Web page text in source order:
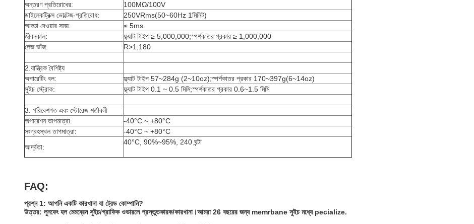
অন্তরণ প্রতিরোধের:
100MΩ/100V
ডাইলেকট্রিক্স ভোল্টেজ-প্রতিরোধ:
250VRms(50~60Hz 1মিনিট)
আড্ডা দেওয়ার সময়:
≤ 5ms
জীবনকাল:
ফ্ল্যাট টাইপ ≥ 5,000,000;স্পর্শকাতর প্রকার ≥ 1,000,000
লেজ ভাঁজ:
R>1,180
2.যান্ত্রিক বৈশিষ্ট্য
অপারেটিং বল:
ফ্ল্যাট টাইপ 57~284g (2~10oz);স্পর্শকাতর প্রকার 170~397g(6~14oz)
সুইচ স্ট্রোক:
ফ্ল্যাট টাইপ 0.1 ~ 0.5 মিমি;স্পর্শকাতর প্রকার 0.6~1.5 মিমি
3. পরিবেশগত এবং স্টোরেজ শর্তাবলী
অপারেশন তাপমাত্রা:
-40°C ~ +80°C
সংগ্রহস্থল তাপমাত্রা:
-40°C ~ +80°C
আর্দ্রতা:
40°C, 90%~95%, 240 ঘন্টা
FAQ:
প্রশ্ন 1: আপনি একটি কারখানা বা ট্রেড কোম্পানি?
উত্তর: লুনফেং হল মেমব্রেন সুইচ/গ্রাফিক ওভারলে প্রস্তুতকারক/কারখানা।আমরা 26 বছরের জন্য memrbane সুইচ মধ্যে pecialize.